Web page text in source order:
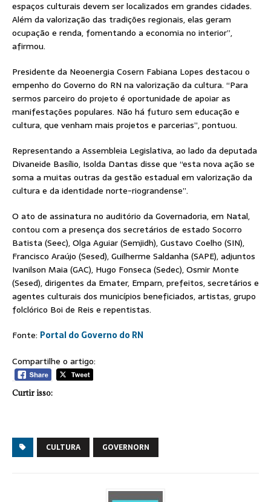
espaços culturais devem ser localizados em grandes cidades.
Além da valorização das tradições regionais, elas geram
ocupação e renda, fomentando a economia no interior”,
afirmou.
Presidente da Neoenergia Cosern Fabiana Lopes destacou o
empenho do Governo do RN na valorização da cultura. “Para
sermos parceiro do projeto é oportunidade de apoiar as
manifestações populares. Não há futuro sem educação e
cultura, que venham mais projetos e parcerias”, pontuou.
Representando a Assembleia Legislativa, ao lado da deputada
Divaneide Basílio, Isolda Dantas disse que “esta nova ação se
soma a muitas outras da gestão estadual em valorização da
cultura e da identidade norte-riograndense”.
O ato de assinatura no auditório da Governadoria, em Natal,
contou com a presença dos secretários de estado Socorro
Batista (Seec), Olga Aguiar (Semjidh), Gustavo Coelho (SIN),
Francisco Araújo (Sesed), Guilherme Saldanha (SAPE), adjuntos
Ivanilson Maia (GAC), Hugo Fonseca (Sedec), Osmir Monte
(Sesed), dirigentes da Emater, Emparn, prefeitos, secretários e
agentes culturais dos municípios beneficiados, artistas, grupo
folclórico Boi de Reis e repentistas.
Fonte: Portal do Governo do RN
Compartilhe o artigo:
Curtir isso:
CULTURA GOVERNORN